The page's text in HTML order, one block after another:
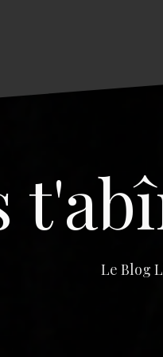
Le Blog